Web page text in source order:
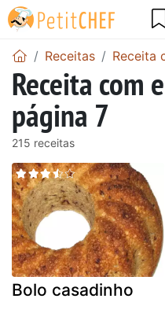
Receitas Receita
Receita com
página 7
215 receitas
Bolo casadinho